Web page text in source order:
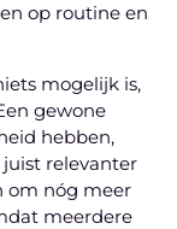
op routine en
mogelijk is,
gewone
hebben,
relevanter
om nóg meer
meerdere